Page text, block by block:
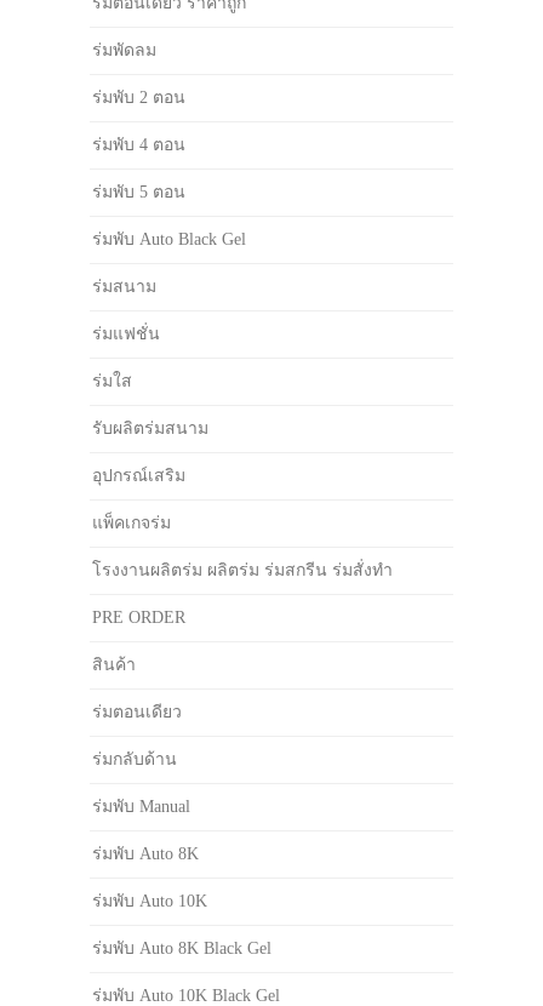
ร่มพัดลม
ร่มพับ 2 ตอน
ร่มพับ 4 ตอน
ร่มพับ 5 ตอน
ร่มพับ Auto Black Gel
ร่มสนาม
ร่มแฟชั่น
ร่มใส
รับผลิตร่มสนาม
อุปกรณ์เสริม
แพ็คเกจร่ม
โรงงานผลิตร่ม ผลิตร่ม ร่มสกรีน ร่มสั่งทำ
PRE ORDER
สินค้า
ร่มตอนเดียว
ร่มกลับด้าน
ร่มพับ Manual
ร่มพับ Auto 8K
ร่มพับ Auto 10K
ร่มพับ Auto 8K Black Gel
ร่มพับ Auto 10K Black Gel